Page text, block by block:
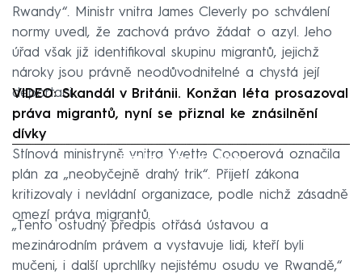
Rwandy“. Ministr vnitra James Cleverly po schválení
normy uvedl, že zachová právo žádat o azyl. Jeho
úřad však již identifikoval skupinu migrantů, jejichž
nároky jsou právně neodůvodnitelné a chystá její
deportaci.
VIDEO: Skandál v Británii. Konžan léta prosazoval
práva migrantů, nyní se přiznal ke znásilnění
dívky
Failed to fetch
Stínová ministryně vnitra Yvette Cooperová označila
plán za „neobyčejně drahý trik“. Přijetí zákona
kritizovaly i nevládní organizace, podle nichž zásadně
omezí práva migrantů.
„Tento ostudný předpis otřásá ústavou a
mezinárodním právem a vystavuje lidi, kteří byli
mučeni, i další uprchlíky nejistému osudu ve Rwandě,“